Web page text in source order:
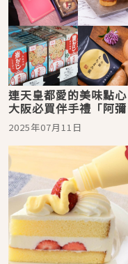
連天皇都愛的美味點心
大阪必買伴手禮「阿
池大黑」甜點三選
2025年07月11日